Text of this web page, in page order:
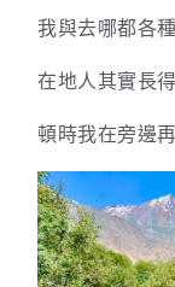
我與去哪都各
在地人其實長
頓時我在旁邊